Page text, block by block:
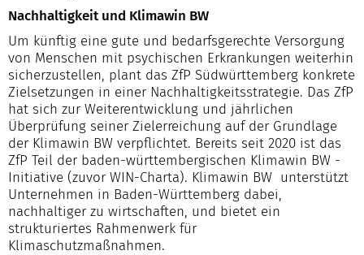
Nachhaltigkeit und Klimawin BW
Um künftig eine gute und bedarfsgerechte Versorgung
von Menschen mit psychischen Erkrankungen weiterhin
sicherzustellen, plant das ZfP Südwürttemberg konkrete
Zielsetzungen in einer Nachhaltigkeitsstrategie. Das ZfP
hat sich zur Weiterentwicklung und jährlichen
Überprüfung seiner Zielerreichung auf der Grundlage
der Klimawin BW verpflichtet. Bereits seit 2020 ist das
ZfP Teil der baden-württembergischen Klimawin BW -
Initiative (zuvor WIN-Charta). Klimawin BW unterstützt
Unternehmen in Baden-Württemberg dabei,
nachhaltiger zu wirtschaften, und bietet ein
strukturiertes Rahmenwerk für
Klimaschutzmaßnahmen.